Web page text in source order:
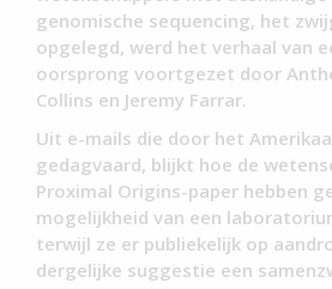
genomische sequencing, het
opgelegd, werd het verhaal van
oorsprong voortgezet door
Collins en Jeremy Farrar.
Uit e-mails die door het
gedagvaard, blijkt hoe de
Proximal Origins-paper hebben
mogelijkheid van een
terwijl ze er publiekelijk op
dergelijke suggestie een